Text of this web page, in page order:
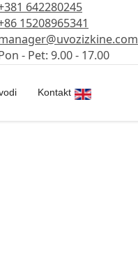
642280245
15208965341
- Pet: 9.00 - 17.00
Kontakt Izaberite